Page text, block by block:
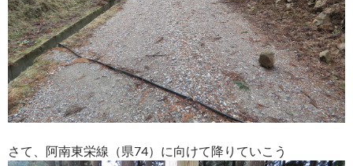
さて、阿南東栄線（県74）に向けて降りていこう